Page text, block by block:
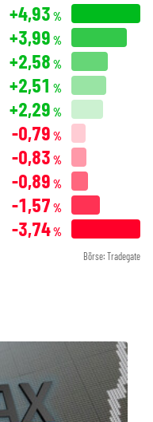
+4,93 %
+3,99 %
+2,58 %
+2,51 %
+2,29 %
-0,79 %
-0,83 %
-0,89 %
-1,57 %
-3,74%
Börse: Tradegate